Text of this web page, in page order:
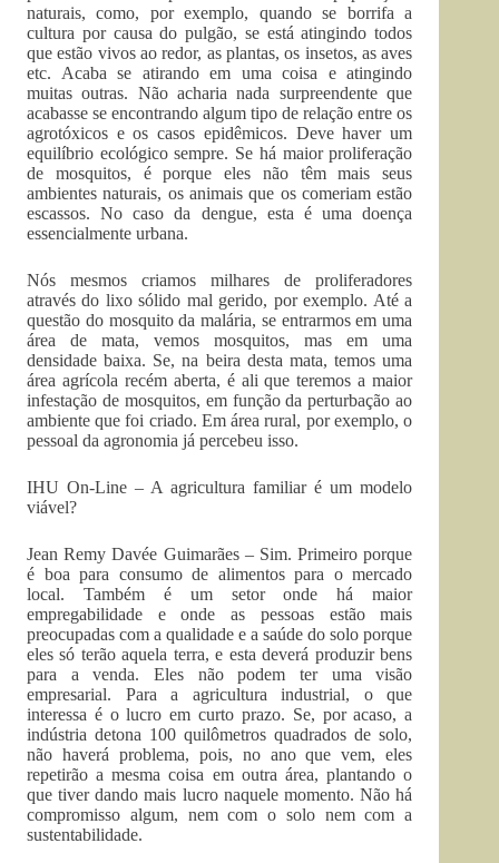
naturais, como, por exemplo, quando se borrifa a
cultura por causa do pulgão, se está atingindo todos
que estão vivos ao redor, as plantas, os insetos, as aves
etc. Acaba se atirando em uma coisa e atingindo
muitas outras. Não acharia nada surpreendente que
acabasse se encontrando algum tipo de relação entre os
agrotóxicos e os casos epidêmicos. Deve haver um
equilíbrio ecológico sempre. Se há maior proliferação
de mosquitos, é porque eles não têm mais seus
ambientes naturais, os animais que os comeriam estão
escassos. No caso da dengue, esta é uma doença
essencialmente urbana.
Nós mesmos criamos milhares de proliferadores
através do lixo sólido mal gerido, por exemplo. Até a
questão do mosquito da malária, se entrarmos em uma
área de mata, vemos mosquitos, mas em uma
densidade baixa. Se, na beira desta mata, temos uma
área agrícola recém aberta, é ali que teremos a maior
infestação de mosquitos, em função da perturbação ao
ambiente que foi criado. Em área rural, por exemplo, o
pessoal da agronomia já percebeu isso.
IHU On-Line – A agricultura familiar é um modelo
viável?
Jean Remy Davée Guimarães – Sim. Primeiro porque
é boa para consumo de alimentos para o mercado
local. Também é um setor onde há maior
empregabilidade e onde as pessoas estão mais
preocupadas com a qualidade e a saúde do solo porque
eles só terão aquela terra, e esta deverá produzir bens
para a venda. Eles não podem ter uma visão
empresarial. Para a agricultura industrial, o que
interessa é o lucro em curto prazo. Se, por acaso, a
indústria detona 100 quilômetros quadrados de solo,
não haverá problema, pois, no ano que vem, eles
repetirão a mesma coisa em outra área, plantando o
que tiver dando mais lucro naquele momento. Não há
compromisso algum, nem com o solo nem com a
sustentabilidade.